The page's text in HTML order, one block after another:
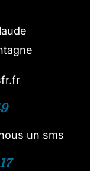
un sms